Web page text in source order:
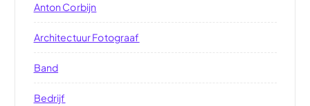
Anton Corbijn
Architectuur Fotograaf
Band
Bedrijf